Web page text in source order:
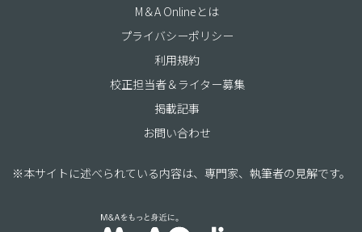
M＆A Onlineとは
プライバシーポリシー
利用規約
校正担当者＆ライター募集
掲載記事
お問い合わせ
※本サイトに述べられている内容は、専門家、執筆者の見解です。